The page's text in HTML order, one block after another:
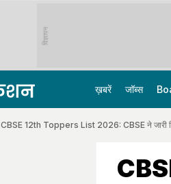
विज्ञापन
ख़बरें जॉब्स
CBSE 12th Toppers List 2026: CBSE ने जारी